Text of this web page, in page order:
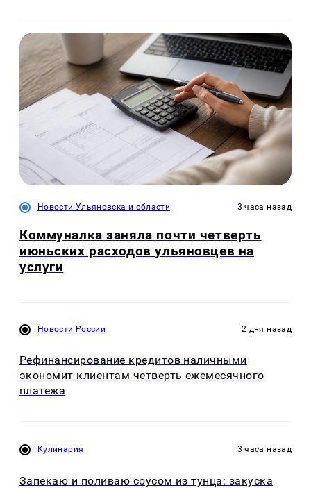
Новости Ульяновска и области 3 часа назад
Коммуналка заняла почти четверть
июньских расходов ульяновцев на
услуги
Новости России 2 дня назад
Рефинансирование кредитов наличными
экономит клиентам четверть ежемесячного
платежа
Кулинария 3 часа назад
Запекаю и поливаю соусом из тунца: закуска